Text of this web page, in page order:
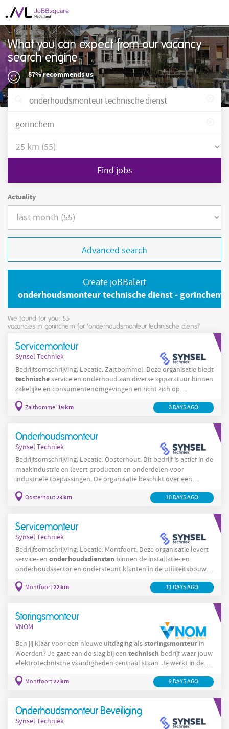
What you can expect from our vacancy
search engine
87% recommends us
Find jobs
Actuality
Advanced search
Create joBBalert
onderhoudsmonteur technische dienst - gorinchem
We found for you: 55
vacancies in gorinchem for 'onderhoudsmonteur technische dienst'
Servicemonteur
Synsel Techniek
Bedrijfsomschrijving: Locatie: Zaltbommel. Deze organisatie biedt
technischeservice en onderhoud aan diverse apparatuur binnen
zakelijke en consumentenomgevingen en richt zich op
betrouwbare installatie, configuratie en reparatie van
elektronische en elektromechanische systemen. De
oplossingen en klantgerichte services voor opdrachtgevers
Zaltbommel19 km 3 DAYS AGO
Onderhoudsmonteur
Synsel Techniek
Bedrijfsomschrijving: Locatie: Oosterhout. Dit bedrijf is actief in de
maakindustrie en levert producten en onderdelen voor
industriële toepassingen. De organisatie beschikt over een
procesverbetering en het borgen van productkwaliteit. In
centraal staan. Detechnische
Oosterhout23 km 10 DAYS AGO
Servicemonteur
Synsel Techniek
Bedrijfsomschrijving: Locatie: Montfoort. Deze organisatie levert
service- en onderhoudsdiensten binnen de installatie- en
onderhoudssector en ondersteunt klanten in de utiliteitsbouw,
vinden plaats op diverse locaties en vereisen praktische
interventies voortechnische
Montfoort22 km 11 DAYS AGO
Storingsmonteur
VNOM
Ben jij klaar voor een nieuwe uitdaging alsstoringsmonteur in
Woerden? Je gaat aan de slag bij een technisch bedrijf waar jouw
elektrotechnische vaardigheden centraal staan. Je werkt in de
dagdienst
storingen op te lossen. Opsporen en verhelpen van storingen
Montfoort22 km 9 DAYS AGO
Onderhoudsmonteur Beveiliging
Synsel Techniek